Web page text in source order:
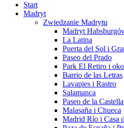
Start
Madryt
Zwiedzanie Madrytu
Madryt
La Latina
Puerta del Sol i
Paseo del Prado
Park El Retiro i
Barrio de las Letras
Lavapies i Rastro
Salamanca
Paseo de la
Malasaña i Chueca
Madrid Río i Casa